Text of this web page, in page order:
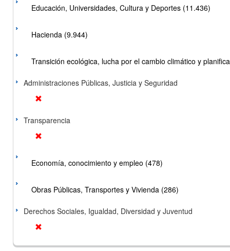
Educación, Universidades, Cultura y Deportes (11.436)
Hacienda (9.944)
Transición ecológica, lucha por el cambio climático y
Administraciones Públicas, Justicia y Seguridad
Transparencia
Economía, conocimiento y empleo (478)
Obras Públicas, Transportes y Vivienda (286)
Derechos Sociales, Igualdad, Diversidad y Juventud